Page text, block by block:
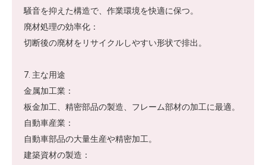
騒音を抑えた構造で、作業環境を快適に保つ。
廃材処理の効率化：
切断後の廃材をリサイクルしやすい形状で排出。
7. 主な用途
金属加工業：
板金加工、精密部品の製造、フレーム部材の加工に最適。
自動車産業：
自動車部品の大量生産や精密加工。
建築資材の製造：